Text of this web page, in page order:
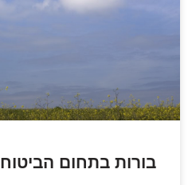
בורות בתחום הביטוח